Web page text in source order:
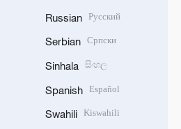
Russian Русский
Serbian Српски
Sinhala සිංහල
Spanish Español
Swahili Kiswahili